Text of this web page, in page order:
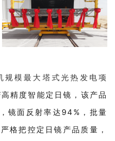
规模最大塔式光热发电项
精度智能定日镜，该产品
镜面反射率达94%，批量
格把控定日镜产品质量，